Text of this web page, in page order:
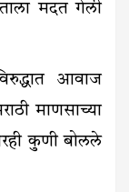
मदत गेली
आवाज
माणसाच्या
कुणी बोलले